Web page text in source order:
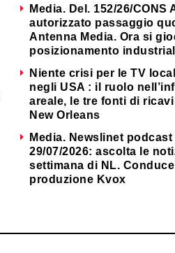
Media. Del. 152/26/CONS
autorizzato passaggio
Antenna Media. Ora si
posizionamento
Niente crisi per le TV
negli USA : il ruolo
areale, le tre fonti di
New Orleans
Media. Newslinet podcast
29/07/2026: ascolta le
settimana di NL.
produzione Kvox